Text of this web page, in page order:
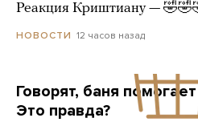
Реакция Криштиану —
НОВОСТИ 12 часов назад
Говорят, баня
Это правда?